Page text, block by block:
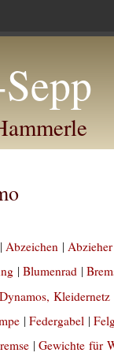
|Abzeichen |
|Blumenrad |
Dynamos, Kleidernetz
|Federgabel |
|Gewichte für